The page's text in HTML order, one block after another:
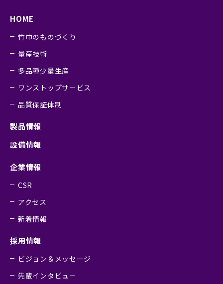
HOME
竹中のものづくり
量産技術
多品種少量生産
ワンストップサービス
品質保証体制
製品情報
設備情報
企業情報
CSR
アクセス
新着情報
採用情報
ビジョン＆メッセージ
先輩インタビュー